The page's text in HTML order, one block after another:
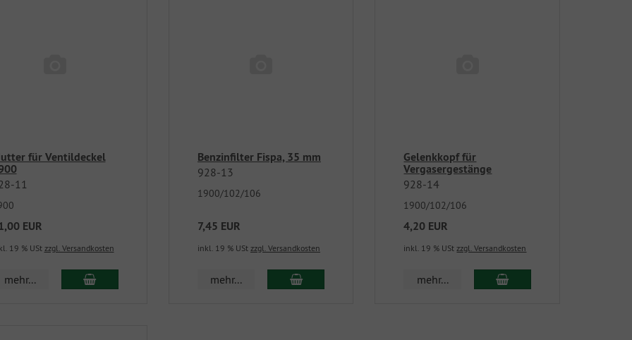
für Ventildeckel
11
EUR
19 % USt zzgl. Versandkosten
mehr...
Benzinfilter Fispa, 35 mm
928-13
1900/102/106
7,45 EUR
inkl. 19 % USt zzgl. Versandkosten
mehr...
Gelenkkopf für
Vergasergestänge
928-14
1900/102/106
4,20 EUR
inkl. 19 % UStzzgl. Versandkosten
mehr...